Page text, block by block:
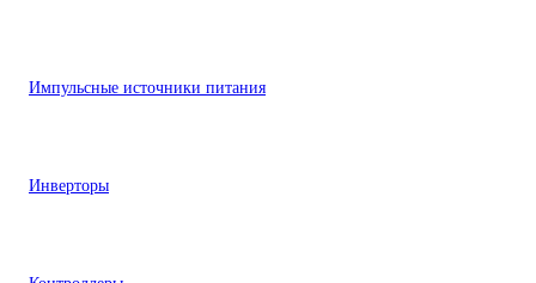
Импульсные источники питания
Инверторы